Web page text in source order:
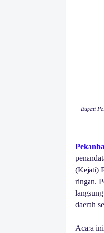
Bupati
(Kejati)
ringan.
daerah
Acara